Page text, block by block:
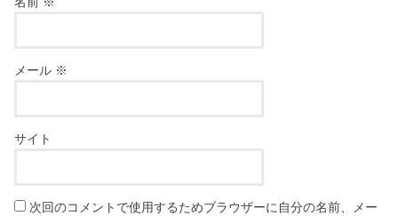
メール ※
サイト
次回のコメントで使用するためブラウザーに自分の名前、メー